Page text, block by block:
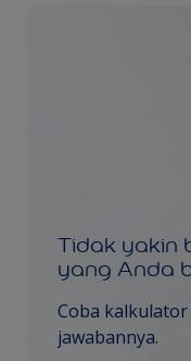
Tidak yakin
yang Anda
Coba
jawabannya.